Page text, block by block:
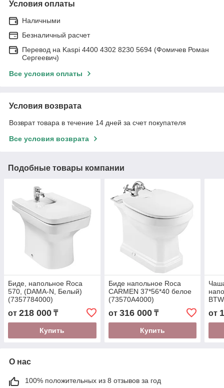
Условия оплаты
Наличными
Безналичный расчет
Перевод на Kaspi 4400 4302 8230 5694 (Фомичев Роман
Сергеевич)
Все условия оплаты
Условия возврата
Возврат товара в течение 14 дней за счет покупателя
Все условия возврата
Подобные товары компании
Биде, напольное Roca
570, (DAMA-N, Белый)
(7357784000)
от 218 000 ₸
Купить
Биде напольное Roca
CARMEN 37*56*40 белое
(73570A4000)
от 316 000₸
Купить
от
О нас
100% положительных из 8 отзывов за год